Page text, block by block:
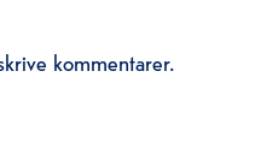
kommentarer.